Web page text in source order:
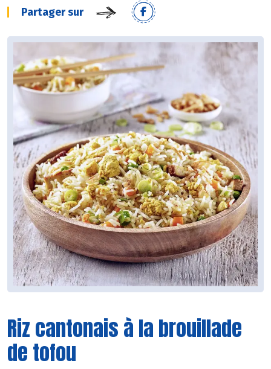
Partager sur
Riz cantonais à la brouillade
de tofou